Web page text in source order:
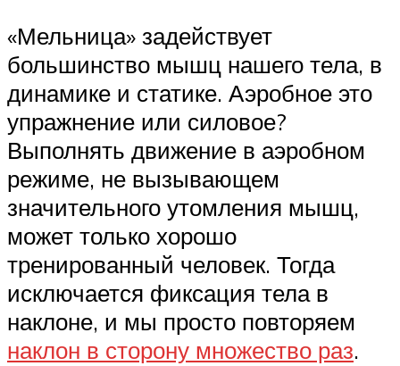
«Мельница» задействует
большинство мышц нашего тела, в
динамике и статике. Аэробное это
упражнение или силовое?
Выполнять движение в аэробном
режиме, не вызывающем
значительного утомления мышц,
может только хорошо
тренированный человек. Тогда
исключается фиксация тела в
наклоне, и мы просто повторяем
наклон в сторону множество раз.